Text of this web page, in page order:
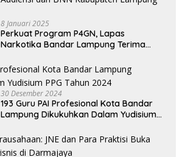
8 Januari 2025
Perkuat Program P4GN, Lapas
Narkotika Bandar Lampung Terima
Selatan
30 Desember 2024
193 Guru PAI Profesional Kota Bandar
Lampung Dikukuhkan Dalam Yudisium